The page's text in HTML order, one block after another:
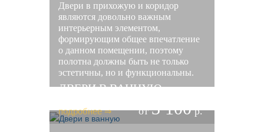
Двери в прихожую и коридор
являются довольно важным
интерьерным элементом,
формирующим общее впечатление
о данном помещении, поэтому
полотна должны быть не только
эстетичны, но и функциональны.
ДВЕРИ В ВАННУЮ
подробнее ⇒ от3 100р.